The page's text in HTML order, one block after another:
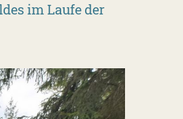
im Laufe der